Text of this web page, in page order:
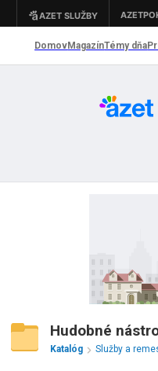
Hudobné
Katalóg
Služby a